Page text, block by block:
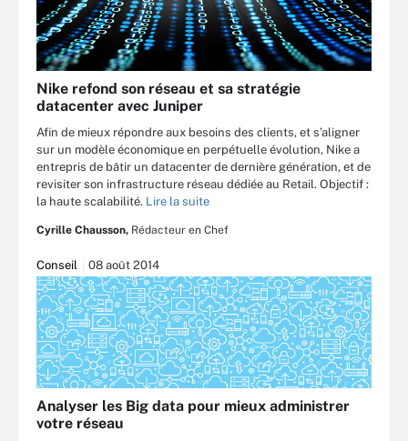
Nike refond son réseau et sa stratégie
datacenter avec Juniper
Afin de mieux répondre aux besoins des clients, et s’aligner
sur un modèle économique en perpétuelle évolution, Nike a
entrepris de bâtir un datacenter de dernière génération, et de
revisiter son infrastructure réseau dédiée au Retail. Objectif :
la haute scalabilité. Lire la suite
Cyrille Chausson, Rédacteur en Chef
Conseil 08 août 2014
Analyser les Big data pour mieux administrer
votre réseau